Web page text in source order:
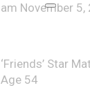
am November 5,
‘Friends’ Star
Age 54